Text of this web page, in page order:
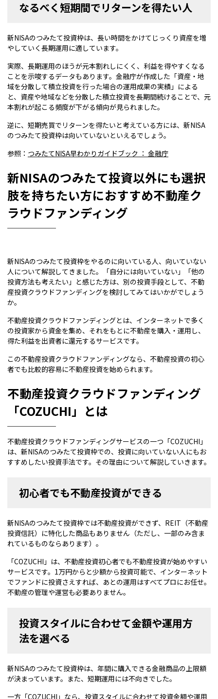
なるべく短期間でリターンを得たい人
新NISAのつみたて投資枠は、長い時間をかけてじっくり資産を増
やしていく長期運用に適しています。
実際、長期運用のほうが元本割れしにくく、利益を得やすくなる
ことを示唆するデータもあります。金融庁が作成した「資産・地
域を分散して積立投資を行った場合の運用成果の実績」による
と、資産や地域などを分散した積立投資を長期間続けることで、元
本割れが起こる頻度が下がる傾向が見られました。
逆に、短期売買でリターンを得たいと考えている方には、新NISA
のつみたて投資枠は向いていないといえるでしょう。
参照： つみたてNISA早わかりガイドブック ： 金融庁
新NISAのつみたて投資以外にも選択
肢を持ちたい方におすすめ不動産ク
ラウドファンディング
新NISAのつみたて投資枠をやるのに向いている人、向いていない
人について解説してきました。「自分には向いていない」「他の
投資方法も考えたい」と感じた方は、別の投資手段として、不動
産投資クラウドファンディングを検討してみてはいかがでしょう
か。
不動産投資クラウドファンディングとは、インターネットで多く
の投資家から資金を集め、それをもとに不動産を購入・運用し、
得た利益を出資者に還元するサービスです。
この不動産投資クラウドファンディングなら、不動産投資の初心
者でも比較的容易に不動産投資を始められます。
不動産投資クラウドファンディング
「COZUCHI」とは
不動産投資クラウドファンディングサービスの一つ「COZUCHI」
は、新NISAのつみたて投資枠での、投資に向いていない人にもお
すすめしたい投資手法です。その理由について解説していきます。
初心者でも不動産投資ができる
新NISAのつみたて投資枠では不動産投資ができず、REIT（不動産
投資信託）に特化した商品もありません（ただし、一部のみ含ま
れているものならあります）。
「COZUCHI」は、不動産投資初心者でも不動産投資が始めやすい
サービスです。1万円からと少額から投資可能で、インターネット
でファンドに投資さえすれば、あとの運用はすべてプロにお任せ。
不動産の管理や運営も必要ありません。
投資スタイルに合わせて金額や運用方
法を選べる
新NISAのつみたて投資枠は、年間に購入できる金融商品の上限額
が決まっています。また、短期運用には不向きでした。
一方「COZUCHI」なら、投資スタイルに合わせて投資金額や運用